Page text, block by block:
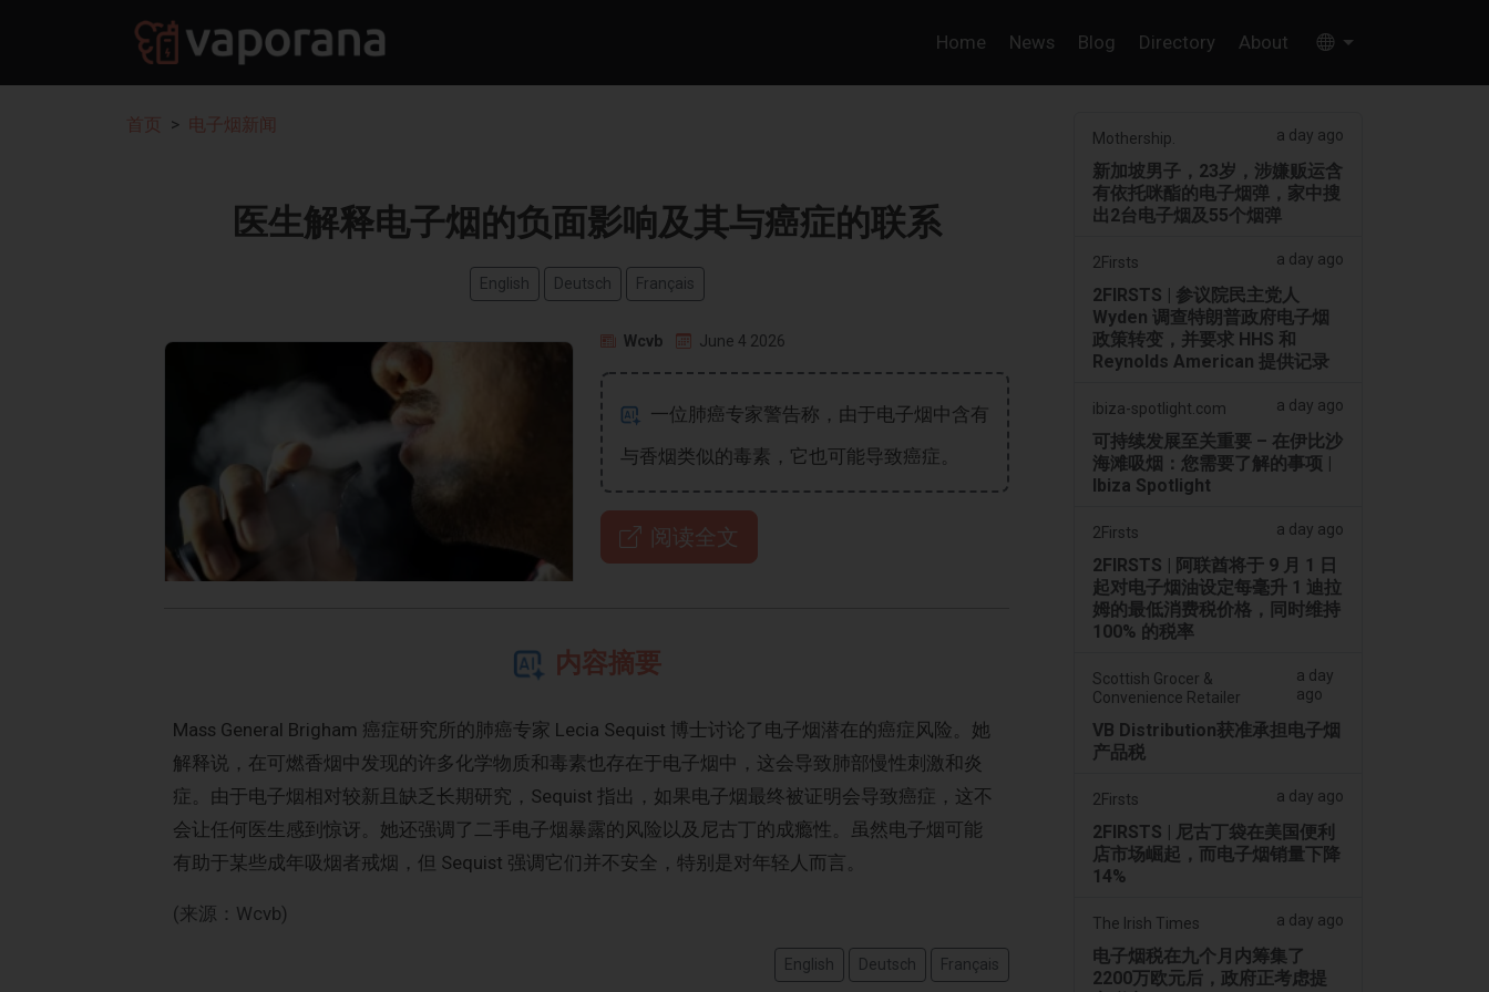
Home News Blog Directory About
首页 电子烟新闻
医生解释电子烟的负面影响及其与癌症的联系
English Deutsch Français
Wcvb June 4 2026
一位肺癌专家警告称，由于电子烟中含有
与香烟类似的毒素，它也可能导致癌症。
阅读全文
内容摘要
Mass General Brigham 癌症研究所的肺癌专家 Lecia Sequist 博士讨论了电子烟潜在的癌症风险。她
解释说，在可燃香烟中发现的许多化学物质和毒素也存在于电子烟中，这会导致肺部慢性刺激和炎
症。由于电子烟相对较新且缺乏长期研究，Sequist 指出，如果电子烟最终被证明会导致癌症，这不
会让任何医生感到惊讶。她还强调了二手电子烟暴露的风险以及尼古丁的成瘾性。虽然电子烟可能
有助于某些成年吸烟者戒烟，但 Sequist 强调它们并不安全，特别是对年轻人而言。
(来源：Wcvb)
English Deutsch Français
Mothership. a day ago
新加坡男子，23岁，涉嫌贩运含
有依托咪酯的电子烟弹，家中搜
出2台电子烟及55个烟弹
2Firsts a day ago
2FIRSTS | 参议院民主党人
Wyden 调查特朗普政府电子烟
政策转变，并要求 HHS 和
Reynolds American 提供记录
ibiza-spotlight.com a day ago
可持续发展至关重要 – 在伊比沙
海滩吸烟：您需要了解的事项 |
Ibiza Spotlight
2Firsts a day ago
2FIRSTS | 阿联酋将于 9 月 1 日
起对电子烟油设定每毫升 1 迪拉
姆的最低消费税价格，同时维持
100% 的税率
Scottish Grocer &
Convenience Retailer
a day
ago
VB Distribution获准承担电子烟
产品税
2Firsts a day ago
2FIRSTS | 尼古丁袋在美国便利
店市场崛起，而电子烟销量下降
14%
The Irish Times a day ago
电子烟税在九个月内筹集了
2200万欧元后，政府正考虑提